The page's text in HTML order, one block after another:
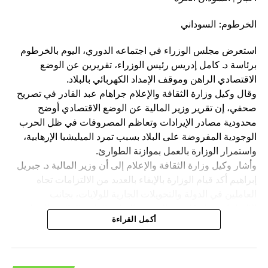
المهنية والسياسية.
ومنذ الخامس والعشرين من أكتوبر الماضي، يشهد السودان
احتجاجات واسعة رفضًا للإجراءات الانقلابية التي اتّخذها عبد
الفتاح البرهان، أبرزها فرض حالة الطوارئ وحلّ مجلسي السيادة
والوزراء الانتقاليين.
التالي
نادي المريخ يكشف عدد الجماهير المسموح به حضور
السودان.. السلطات تضبط”138″ أجنبيًا – السودان الحرة
الخرطوم: السوداني
استعرض مجلس الوزراء في اجتماعه الدوري، اليوم بالخرطوم
برئاسة د. كامل إدريس رئيس الوزراء، تقريرين عن الوضع
الاقتصادي الراهن وموقف الإمداد الكهربائي بالبلاد.
وقال وكيل وزارة الثقافة والإعلام جراهام عبد القادر في تصريح
صحفي، إن تقرير وزير المالية عن الوضع الاقتصادي أوضح
محدودية مصادر الإيرادات وتعاظم المصروفات في ظل الحرب
الوجودية المفروضة على البلاد بسبب تمرد الميليشيا الإرهابية،
واستمرار الوزارة بالعمل بموازنة الطوارئ.
وأشار وكيل وزارة الثقافة والإعلام إلى أن وزير المالية د. جبريل
إبراهيم أكد قيام الوزارة بالإيفاء بالعديد من الالتزامات تجاه
الالتزامات تجاه كل من الصحة والتعليم العام والعالي والحماية
الاجتماعية للأسر الضعيفة والتأمين الصحي والعلاج المجاني
وأكد تحقيق زيادة في الإيرادات جاءت عبر توسيع المظلة
أكمل القراءة